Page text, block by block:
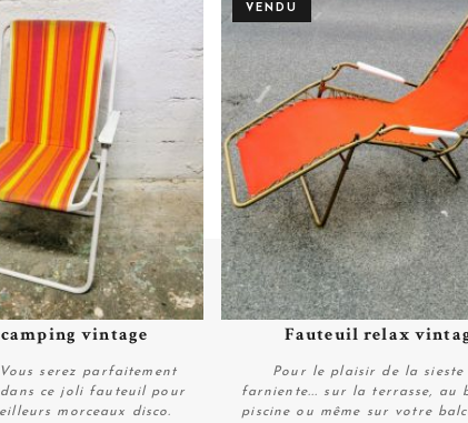
de détailsvintage
serez parfaitement
ce joli fauteuil pour
morceaux disco.
Plus de détails
VENDU
Fauteuil relax
Pour le plaisir de la sieste
farniente... sur la terrasse, au
piscine ou même sur votre